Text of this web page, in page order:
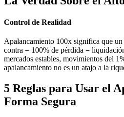
Control de Realidad
Apalancamiento 100x significa que
contra = 100% de pérdida =
mercados estables, movimientos del
apalancamiento no es un atajo a la
5 Reglas para Usar el
Forma Segura